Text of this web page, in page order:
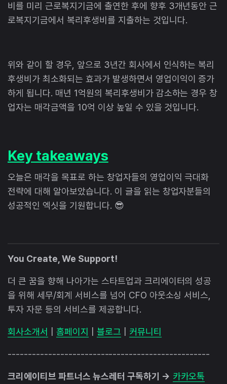
비를 미리 근로복지기금에 출연한 후에 향후 3개년동안 근
로복지기금에서 복리후생비를 지출하는 것입니다.
위와 같이 할 경우, 앞으로 3년간 회사에서 인식하는 복리
후생비가 최소화되는 효과가 발생하면서 영업이익이 증가
하게 됩니다. 매년 1억원의 복리후생비가 감소하는 경우 창
업자는 매각금액을 10억 이상 높일 수 있을 것입니다.
Key takeaways
오늘은 매각을 목표로 하는 창업자들의 영업이익 극대화
전략에 대해 알아보았습니다. 이 글을 읽는 창업자분들의
성공적인 엑싯을 기원합니다. 😎
You Create, We Support!
더 큰 꿈을 향해 나아가는 스타트업과 크리에이터의 성공
을 위해 세무/회계 서비스를 넘어 CFO 아웃소싱 서비스,
투자 자문 등의 서비스를 제공합니다.
회사소개서 홈페이지 블로그 커뮤니티
--------------------------------------------------
크리에이티브 파트너스 뉴스레터 구독하기 → 카카오톡